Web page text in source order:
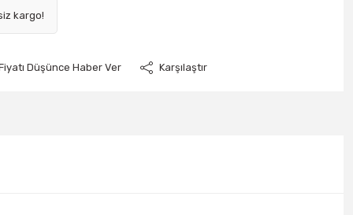
kargo!
Düşünce Haber Ver Karşılaştır